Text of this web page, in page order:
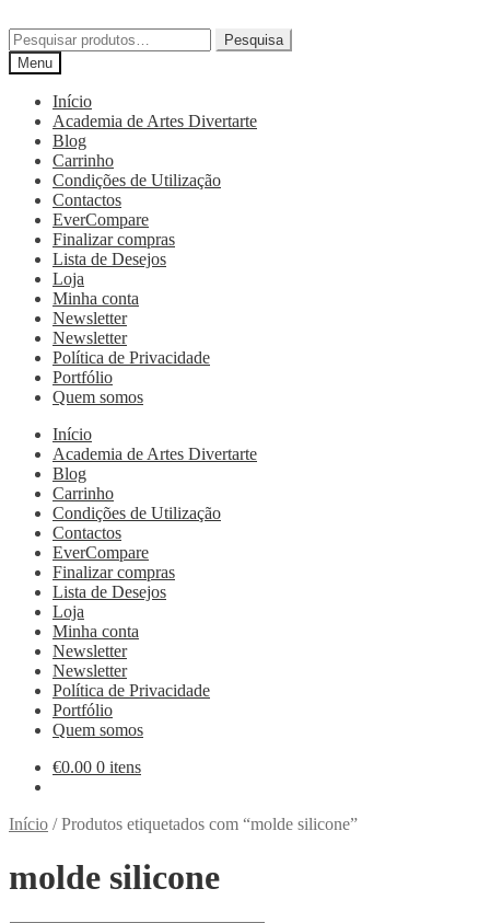
Pesquisa
Menu
Início
Academia de Artes Divertarte
Blog
Carrinho
Condições de Utilização
Contactos
EverCompare
Finalizar compras
Lista de Desejos
Loja
Minha conta
Newsletter
Newsletter
Política de Privacidade
Portfólio
Quem somos
Início
Academia de Artes Divertarte
Blog
Carrinho
Condições de Utilização
Contactos
EverCompare
Finalizar compras
Lista de Desejos
Loja
Minha conta
Newsletter
Newsletter
Política de Privacidade
Portfólio
Quem somos
€0.00 0 itens
Início /Produtos etiquetados com “molde silicone”
molde silicone